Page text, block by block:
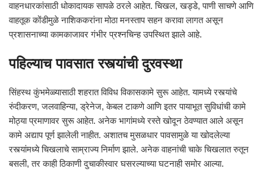
वाहनधारकांसाठी धोकादायक सापळे ठरले आहेत. चिखल, खड्डे, पाणी साचणे आणि
वाहतूक कोंडीमुळे नाशिककरांना मोठा मनस्ताप सहन करावा लागत असून
प्रशासनाच्या कामकाजावर गंभीर प्रश्नचिन्ह उपस्थित झाले आहे.
पहिल्याच पावसात रस्त्यांची दुरवस्था
सिंहस्थ कुंभमेळ्यासाठी शहरात विविध विकासकामे सुरू आहेत. यामध्ये रस्त्यांचे
रुंदीकरण, जलवाहिन्या, ड्रेनेज, केबल टाकणे आणि इतर पायाभूत सुविधांची कामे
मोठ्या प्रमाणावर सुरू आहेत. अनेक भागांमध्ये रस्ते खोदून ठेवण्यात आले असून
कामे अद्याप पूर्ण झालेली नाहीत. अशातच मुसळधार पावसामुळे या खोदलेल्या
रस्त्यांमध्ये चिखलाचे साम्राज्य निर्माण झाले. अनेक वाहनांची चाके चिखलात रुतून
बसली, तर काही ठिकाणी दुचाकीस्वार घसरल्याच्या घटनाही समोर आल्या.